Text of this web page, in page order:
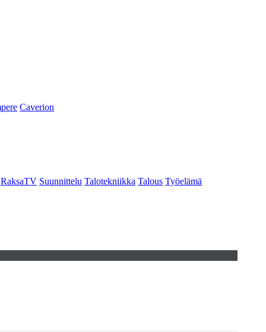
Caverion
RaksaTV Suunnittelu Talotekniikka Talous Työelämä